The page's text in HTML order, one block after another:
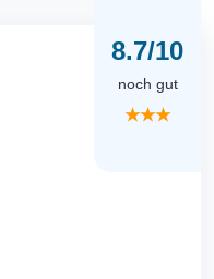
8.7/10
noch gut
★★★